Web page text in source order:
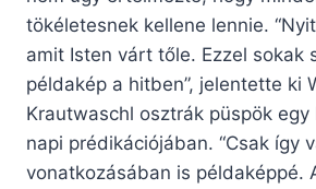
tökéletesnek kellene lennie.
amit Isten várt tőle. Ezzel sokak
példakép a hitben”, jelentette ki
Krautwaschl osztrák püspök
napi prédikációjában. “Csak így
vonatkozásában is példaképpé.